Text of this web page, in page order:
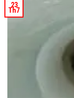
23
Th7